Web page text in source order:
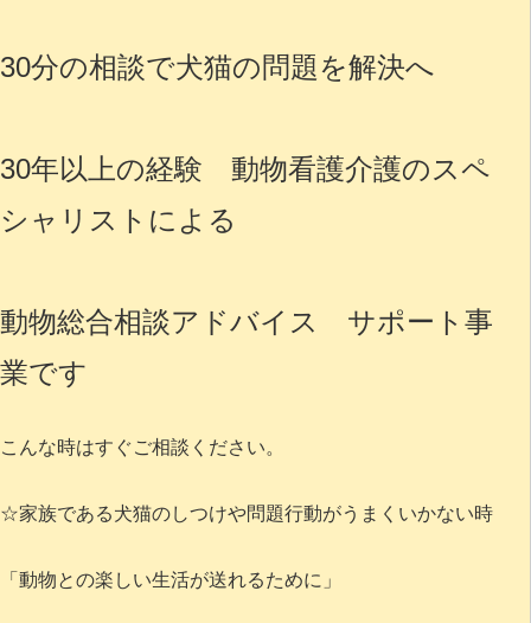
30分の相談で犬猫の問題を解決へ
30年以上の経験 動物看護介護のスペ
シャリストによる
動物総合相談アドバイス サポート事
業です
こんな時はすぐご相談ください。
☆家族である犬猫のしつけや問題行動がうまくいかない時
「動物との楽しい生活が送れるために」